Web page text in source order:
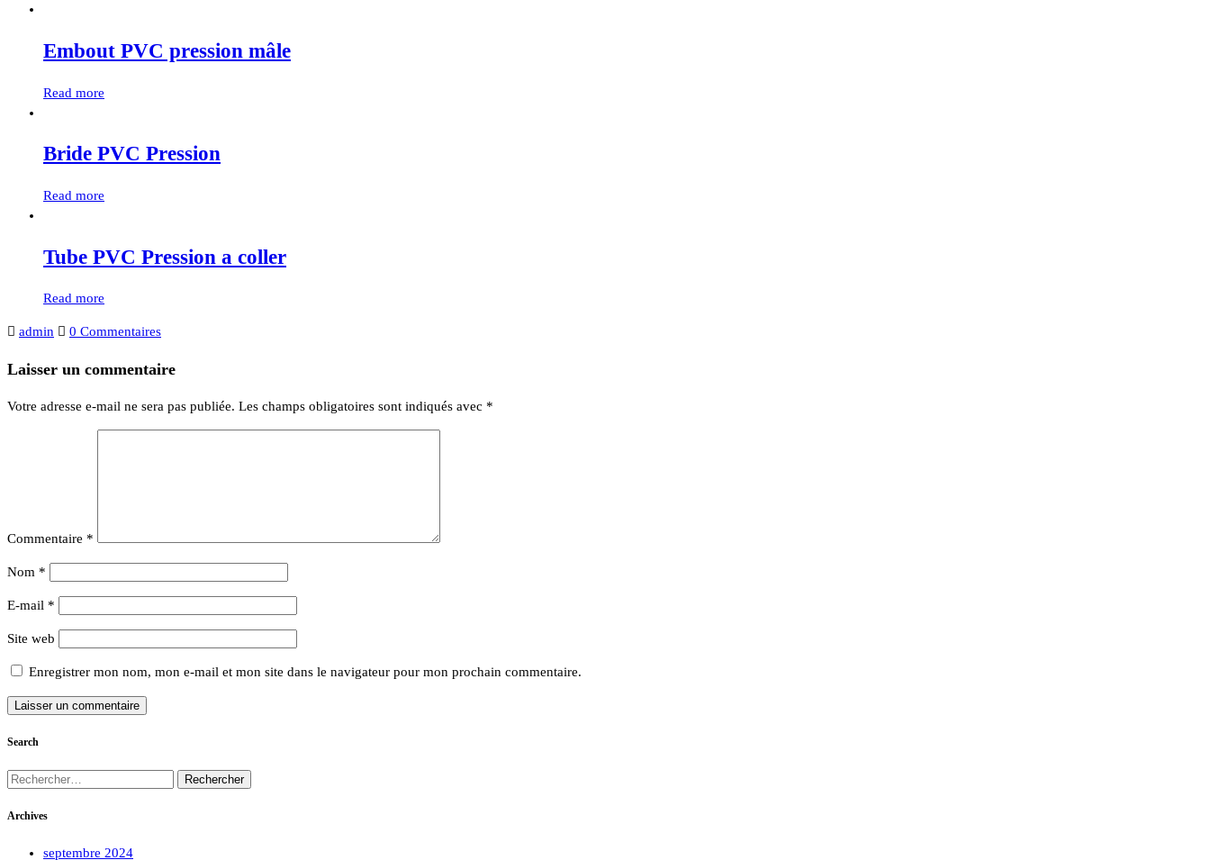
Embout PVC pression mâle
Read more
Bride PVC Pression
Read more
Tube PVC Pression a coller
Read more
admin 0 Commentaires
Laisser un commentaire
Votre adresse e-mail ne sera pas publiée. Les champs obligatoires sont indiqués avec *
Commentaire *
Nom *
E-mail *
Site web
Enregistrer mon nom, mon e-mail et mon site dans le navigateur pour mon prochain commentaire.
Search
Rechercher :
Archives
septembre 2024